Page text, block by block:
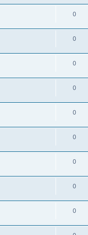
0
0
0
0
0
0
0
0
0